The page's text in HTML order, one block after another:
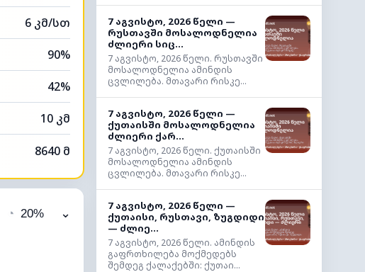
6 კმ/სთ
90%
42%
10 კმ
8640 მ
◔ 20% ⌄
7 აგვისტო, 2026 წელი —
რუსთავში მოსალოდნელია
ძლიერი სიც...
7 აგვისტო, 2026 წელი. რუსთავში
მოსალოდნელია ამინდის
ცვლილება. მთავარი რისკე...
7 აგვისტო, 2026 წელი —
ქუთაისში მოსალოდნელია
ძლიერი ქარ...
7 აგვისტო, 2026 წელი. ქუთაისში
მოსალოდნელია ამინდის
ცვლილება. მთავარი რისკე...
7 აგვისტო, 2026 წელი —
ქუთაისი, რუსთავი, ზუგდიდი
— ძლიე...
7 აგვისტო, 2026 წელი. ამინდის
გაფრთხილება მოქმედებს
შემდეგ ქალაქებში: ქუთაი...